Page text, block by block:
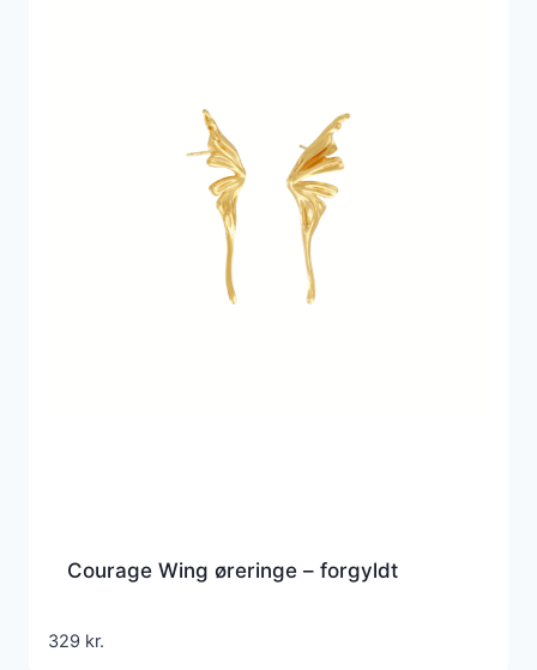
Courage Wing øreringe – forgyldt
329 kr.